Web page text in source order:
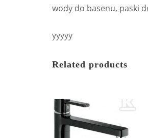
wody do basenu, paski
yyyyy
Related products